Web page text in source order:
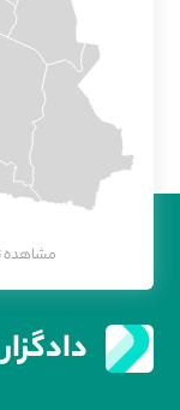
مشاهده
دادگزار